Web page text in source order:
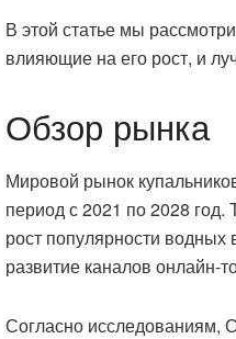
В этой статье мы
влияющие на его рост, и
Обзор рынка
Мировой рынок
период с 2021 по 2028
рост популярности
развитие каналов онлайн-
Согласно